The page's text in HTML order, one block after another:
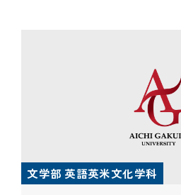
文学部 英語英米文化学科